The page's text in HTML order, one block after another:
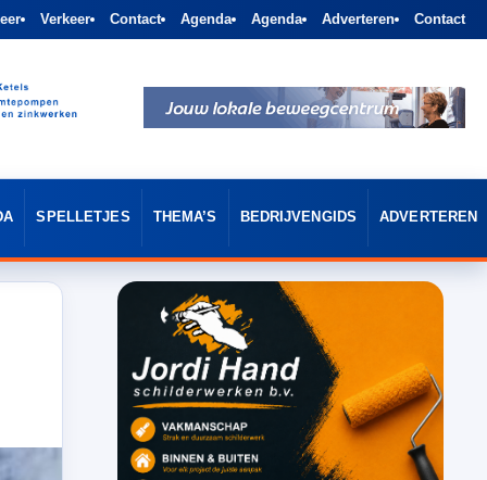
Verkeer Contact Agenda Agenda Adverteren Contact
SPELLETJES THEMA’S BEDRIJVENGIDS ADVERTEREN